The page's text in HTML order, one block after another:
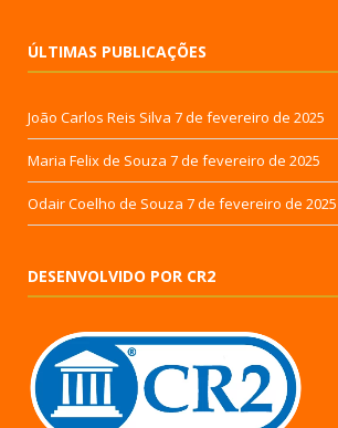
ÚLTIMAS PUBLICAÇÕES
João Carlos Reis Silva 7 de fevereiro de 2025
Maria Felix de Souza 7 de fevereiro de 2025
Odair Coelho de Souza 7 de fevereiro de 2025
DESENVOLVIDO POR CR2